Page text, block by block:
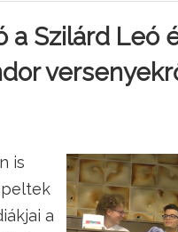
a Szilárd Leó
is
a